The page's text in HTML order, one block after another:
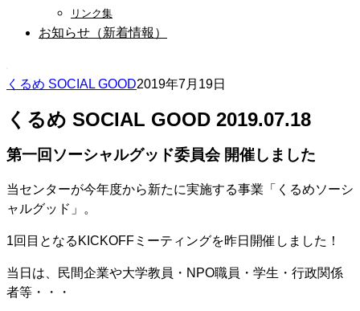
リンク集
お知らせ（新着情報）
くるめ SOCIAL GOOD2019年7月19日
くるめ SOCIAL GOOD 2019.07.18
第一回ソーシャルグッド委員会 開催しました
当センターが今年度から新たに実施する事業「くるめソーシ
ャルグッド」。
1回目となるKICKOFFミーティングを昨日開催しました！
当日は、民間企業や大学教員・NPO職員・学生・行政関係
者等・・・